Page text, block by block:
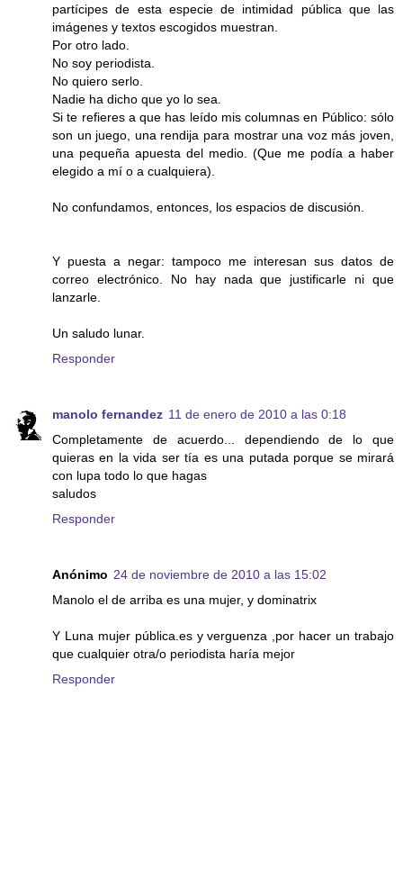
partícipes de esta especie de intimidad pública que las
imágenes y textos escogidos muestran.
Por otro lado.
No soy periodista.
No quiero serlo.
Nadie ha dicho que yo lo sea.
Si te refieres a que has leído mis columnas en Público: sólo
son un juego, una rendija para mostrar una voz más joven,
una pequeña apuesta del medio. (Que me podía a haber
elegido a mí o a cualquiera).
No confundamos, entonces, los espacios de discusión.
Y puesta a negar: tampoco me interesan sus datos de
correo electrónico. No hay nada que justificarle ni que
lanzarle.
Un saludo lunar.
Responder
manolo fernandez 11 de enero de 2010 a las 0:18
Completamente de acuerdo... dependiendo de lo que
quieras en la vida ser tía es una putada porque se mirará
con lupa todo lo que hagas
saludos
Responder
Anónimo 24 de noviembre de 2010 a las 15:02
Manolo el de arriba es una mujer, y dominatrix
Y Luna mujer pública.es y verguenza ,por hacer un trabajo
que cualquier otra/o periodista haría mejor
Responder